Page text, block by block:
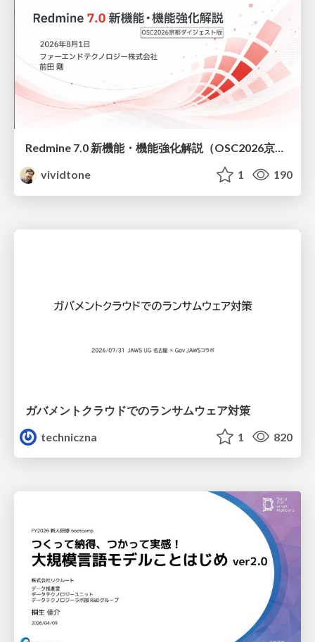
Redmine 7.0 新機能・機能強化解説（OSC2026京都ダイジェスト版）
vividtone
1 190
ガバメントクラウドでのランサムウェア対策
techniczna
1 820